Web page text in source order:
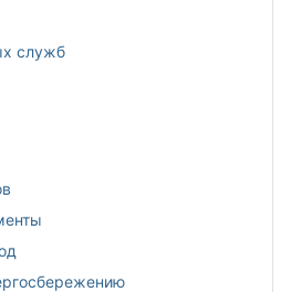
служб